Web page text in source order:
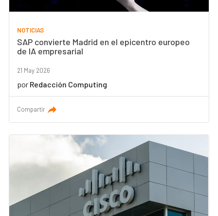
NOTICIAS
SAP convierte Madrid en el epicentro europeo
de IA empresarial
21 May 2026
por Redacción Computing
Compartir